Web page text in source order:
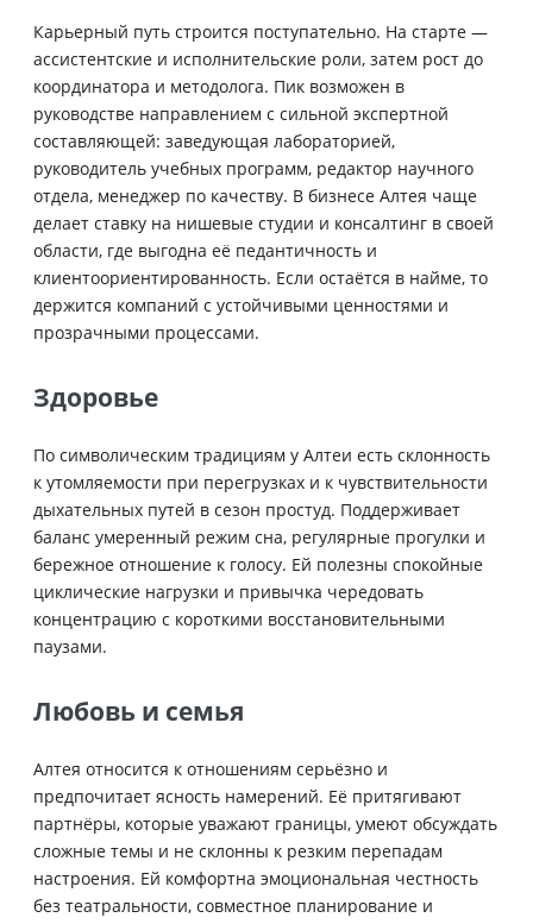
Карьерный путь строится поступательно. На старте —
ассистентские и исполнительские роли, затем рост до
координатора и методолога. Пик возможен в
руководстве направлением с сильной экспертной
составляющей: заведующая лабораторией,
руководитель учебных программ, редактор научного
отдела, менеджер по качеству. В бизнесе Алтея чаще
делает ставку на нишевые студии и консалтинг в своей
области, где выгодна её педантичность и
клиентоориентированность. Если остаётся в найме, то
держится компаний с устойчивыми ценностями и
прозрачными процессами.
Здоровье
По символическим традициям у Алтеи есть склонность
к утомляемости при перегрузках и к чувствительности
дыхательных путей в сезон простуд. Поддерживает
баланс умеренный режим сна, регулярные прогулки и
бережное отношение к голосу. Ей полезны спокойные
циклические нагрузки и привычка чередовать
концентрацию с короткими восстановительными
паузами.
Любовь и семья
Алтея относится к отношениям серьёзно и
предпочитает ясность намерений. Её притягивают
партнёры, которые уважают границы, умеют обсуждать
сложные темы и не склонны к резким перепадам
настроения. Ей комфортна эмоциональная честность
без театральности, совместное планирование и